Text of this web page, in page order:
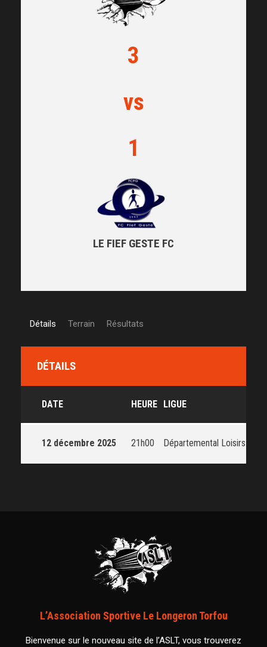
3
vs
1
LE FIEF GESTE FC
Détails Terrain Résultats
DÉTAILS
DATE HEURE LIGUE
12 décembre 2025 21h00 Départemental Loisirs
L’Association Sportive Le Longeron Torfou
Bienvenue sur le nouveau site de l’ASLT, vous trouverez